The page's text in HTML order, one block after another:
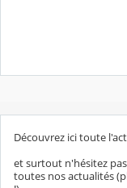
Découvrez ici toute
et surtout n'hésitez
toutes nos actualités